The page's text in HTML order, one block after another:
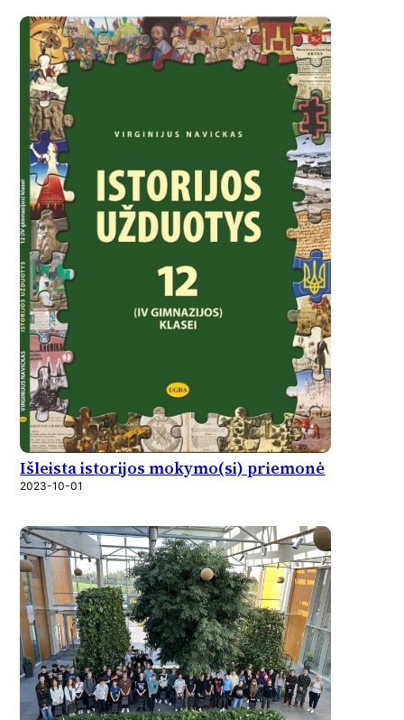
Išleista istorijos mokymo(si) priemonė
2023-10-01